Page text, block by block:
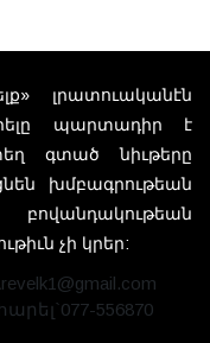
լրատուականէն
պարտադիր է
տեղ գտած նիւթերը
խմբագրութեան
չի կրեր:
556870